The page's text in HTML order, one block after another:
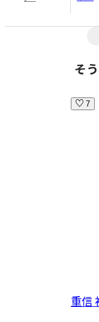
そ
7
重信